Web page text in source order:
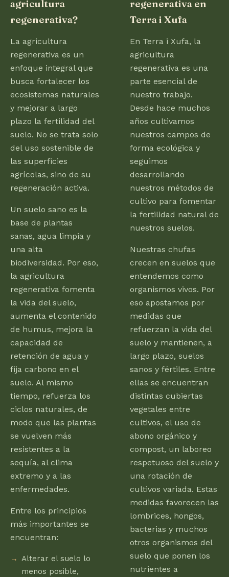
agricultura
regenerativa?
La agricultura
regenerativa es un
enfoque integral que
busca fortalecer los
ecosistemas naturales
y mejorar a largo
plazo la fertilidad del
suelo. No se trata solo
del uso sostenible de
las superficies
agrícolas, sino de su
regeneración activa.
Un suelo sano es la
base de plantas
sanas, agua limpia y
una alta
biodiversidad. Por eso,
la agricultura
regenerativa fomenta
la vida del suelo,
aumenta el contenido
de humus, mejora la
capacidad de
retención de agua y
fija carbono en el
suelo. Al mismo
tiempo, refuerza los
ciclos naturales, de
modo que las plantas
se vuelven más
resistentes a la
sequía, al clima
extremo y a las
enfermedades.
Entre los principios
más importantes se
encuentran:
Alterar el suelo lo
menos posible,
regenerativa en
Terra i Xufa
En Terra i Xufa, la
agricultura
regenerativa es una
parte esencial de
nuestro trabajo.
Desde hace muchos
años cultivamos
nuestros campos de
forma ecológica y
seguimos
desarrollando
nuestros métodos de
cultivo para fomentar
la fertilidad natural de
nuestros suelos.
Nuestras chufas
crecen en suelos que
entendemos como
organismos vivos. Por
eso apostamos por
medidas que
refuerzan la vida del
suelo y mantienen, a
largo plazo, suelos
sanos y fértiles. Entre
ellas se encuentran
distintas cubiertas
vegetales entre
cultivos, el uso de
abono orgánico y
compost, un laboreo
respetuoso del suelo y
una rotación de
cultivos variada. Estas
medidas favorecen las
lombrices, hongos,
bacterias y muchos
otros organismos del
suelo que ponen los
nutrientes a